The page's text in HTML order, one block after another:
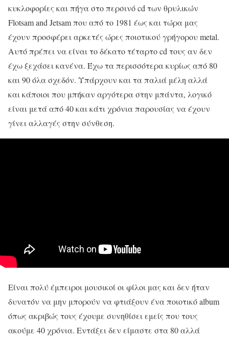
κυκλοφορίες και πήγα στο περσινό cd των θρυλικών
Flotsam and Jetsam που από το 1981 έως και τώρα μας
έχουν προσφέρει αρκετές ώρες ποιοτικού γρήγορου metal.
Αυτό πρέπει να είναι το δέκατο τέταρτο cd τους αν δεν
έχω ξεχάσει κανένα. Έχω τα περισσότερα κυρίως από 80
και 90 όλα σχεδόν. Υπάρχουν και τα παλιά μέλη αλλά
και κάποιοι που μπήκαν αργότερα στην μπάντα, λογικό
είναι μετά από 40 και κάτι χρόνια παρουσίας να έχουν
γίνει αλλαγές στην σύνθεση.
Είναι πολύ έμπειροι μουσικοί οι φίλοι μας και δεν ήταν
δυνατόν να μην μπορούν να φτιάξουν ένα ποιοτικό album
όπως ακριβώς τους έχουμε συνηθίσει εμείς που τους
ακούμε 40 χρόνια. Εντάξει δεν είμαστε στα 80 αλλά